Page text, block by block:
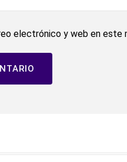
electrónico y web en este